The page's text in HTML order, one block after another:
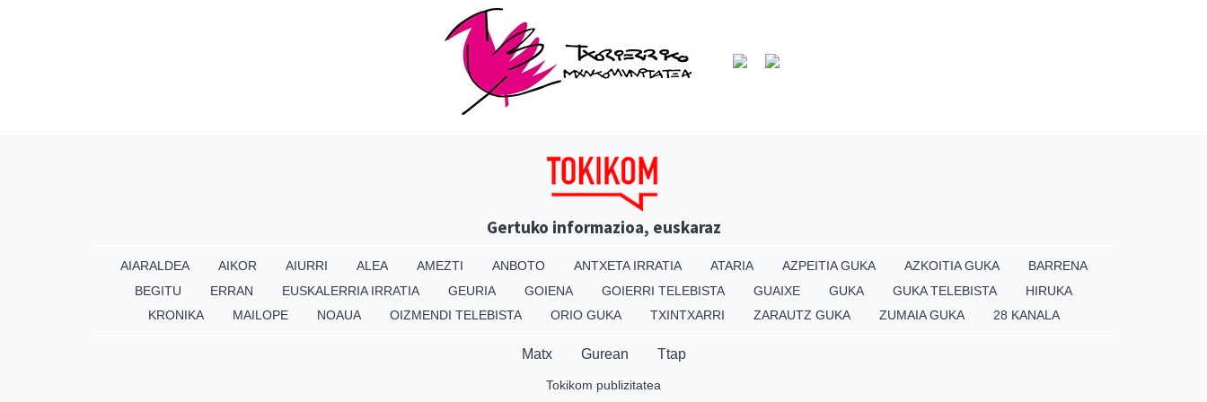
Gertuko informazioa, euskaraz
AIARALDEA AIKOR AIURRI ALEA AMEZTI ANBOTO ANTXETA IRRATIA ATARIA AZPEITIA GUKA AZKOITIA GUKA
BARRENA
BEGITU
ERRAN EUSKALERRIA IRRATIA GEURIA GOIENA GOIERRI TELEBISTA GUAIXE GUKA GUKA TELEBISTA
HIRUKA
KRONIKA
MAILOPE NOAUA OIZMENDI TELEBISTA ORIO GUKA TXINTXARRI ZARAUTZ GUKA ZUMAIA GUKA 28 KANALA
Matx Gurean Ttap
Tokikom publizitatea